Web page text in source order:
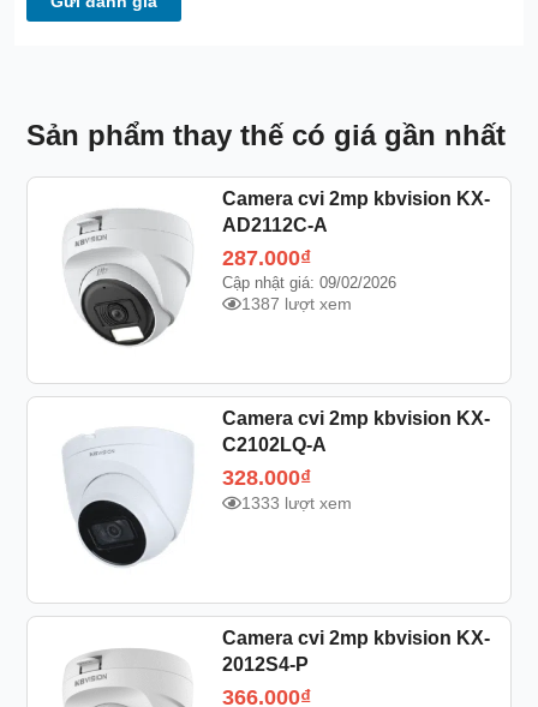
Sản phẩm thay thế có giá gần nhất
Camera cvi 2mp kbvision KX-
AD2112C-A
287.000₫
Cập nhật giá: 09/02/2026
1387 lượt xem
Camera cvi 2mp kbvision KX-
C2102LQ-A
328.000₫
1333 lượt xem
Camera cvi 2mp kbvision KX-
2012S4-P
366.000₫